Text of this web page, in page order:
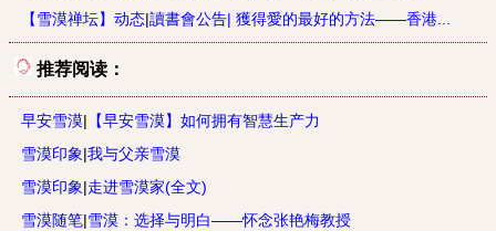
【雪漠禅坛】动态|讀書會公告| 獲得愛的最好的方法——香港...
推荐阅读：
早安雪漠| 【早安雪漠】如何拥有智慧生产力
雪漠印象|我与父亲雪漠
雪漠印象|走进雪漠家(全文)
雪漠随笔|雪漠：选择与明白——怀念张艳梅教授